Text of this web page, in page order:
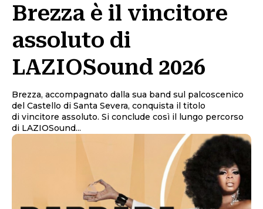
Brezza è il vincitore
assoluto di
LAZIOSound 2026
Brezza, accompagnato dalla sua band sul palcoscenico
del Castello di Santa Severa, conquista il titolo
di vincitore assoluto. Si conclude così il lungo percorso
di LAZIOSound...